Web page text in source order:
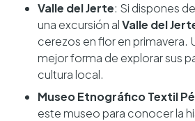
Valle del Jerte: Si dispones
una excursión alValle del
cerezos en flor en primavera.
mejor forma de explorar sus
cultura local.
Museo Etnográfico Textil
este museo para conocer la